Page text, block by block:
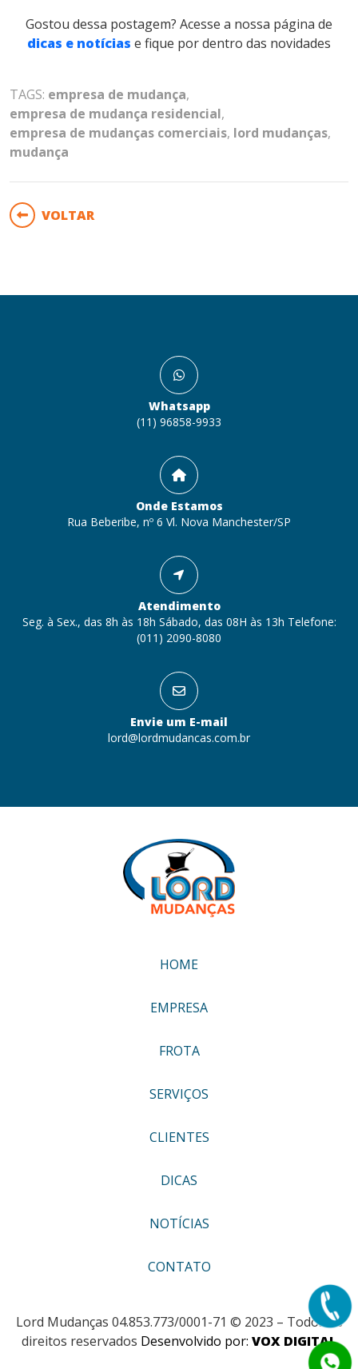
Gostou dessa postagem? Acesse a nossa página de
dicas e notícias e fique por dentro das novidades
TAGS: empresa de mudança,
empresa de mudança residencial,
empresa de mudanças comerciais, lord mudanças,
mudança
VOLTAR
Whatsapp
(11) 96858-9933
Onde Estamos
Rua Beberibe, nº 6 Vl. Nova Manchester/SP
Atendimento
Seg. à Sex., das 8h às 18h Sábado, das 08H às 13h Telefone:
(011) 2090-8080
Envie um E-mail
lord@lordmudancas.com.br
HOME
EMPRESA
FROTA
SERVIÇOS
CLIENTES
DICAS
NOTÍCIAS
CONTATO
Lord Mudanças 04.853.773/0001-71 © 2023 – Todos os
direitos reservados Desenvolvido por: VOX DIGITAL